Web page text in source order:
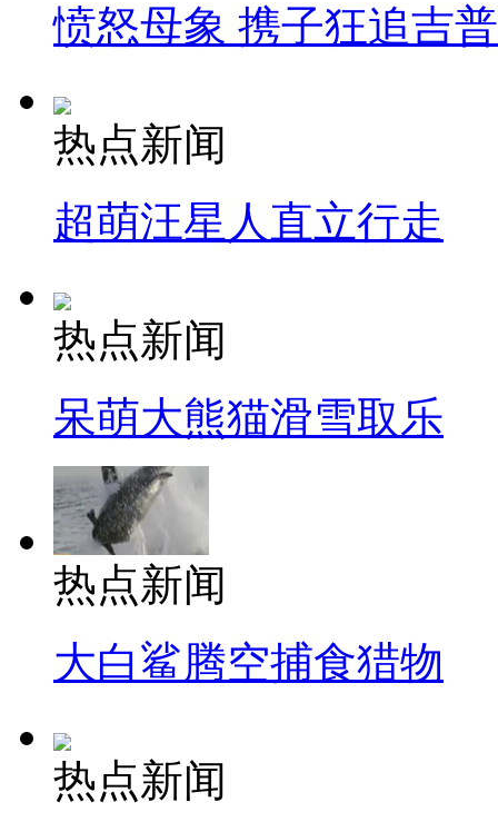
愤怒母象 携子狂追吉
热点新闻
超萌汪星人直立行走
热点新闻
呆萌大熊猫滑雪取乐
热点新闻
大白鲨腾空捕食猎物
热点新闻